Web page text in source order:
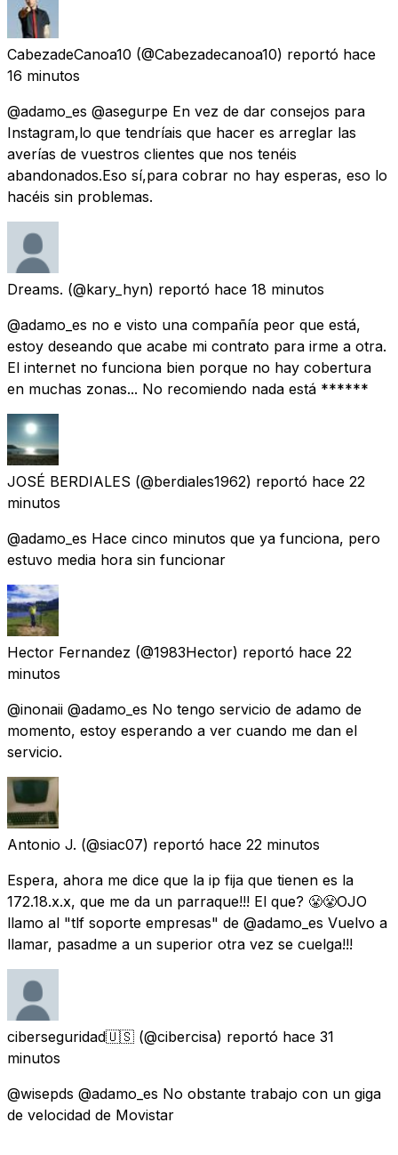
CabezadeCanoa10 (@Cabezadecanoa10) reportó hace
16 minutos
@adamo_es @asegurpe En vez de dar consejos para
Instagram,lo que tendríais que hacer es arreglar las
averías de vuestros clientes que nos tenéis
abandonados.Eso sí,para cobrar no hay esperas, eso lo
hacéis sin problemas.
Dreams. (@kary_hyn) reportó hace 18 minutos
@adamo_es no e visto una compañía peor que está,
estoy deseando que acabe mi contrato para irme a otra.
El internet no funciona bien porque no hay cobertura
en muchas zonas... No recomiendo nada está ******
JOSÉ BERDIALES (@berdiales1962) reportó hace 22
minutos
@adamo_es Hace cinco minutos que ya funciona, pero
estuvo media hora sin funcionar
Hector Fernandez (@1983Hector) reportó hace 22
minutos
@inonaii @adamo_es No tengo servicio de adamo de
momento, estoy esperando a ver cuando me dan el
servicio.
Antonio J. (@siac07) reportó hace 22 minutos
Espera, ahora me dice que la ip fija que tienen es la
172.18.x.x, que me da un parraque!!! El que? 😤😤OJO
llamo al "tlf soporte empresas" de @adamo_es Vuelvo a
llamar, pasadme a un superior otra vez se cuelga!!!
ciberseguridad🇺🇸 (@cibercisa) reportó hace 31
minutos
@wisepds @adamo_es No obstante trabajo con un giga
de velocidad de Movistar